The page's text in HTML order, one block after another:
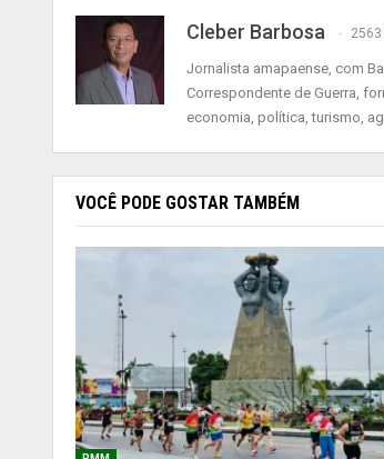
Cleber Barbosa
Jornalista amapaense, com
Correspondente de Guerra,
economia, política, turismo,
VOCÊ PODE GOSTAR TAMBÉM